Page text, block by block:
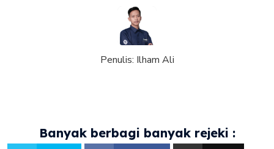
Penulis: Ilham Ali
Banyak berbagi banyak rejeki :